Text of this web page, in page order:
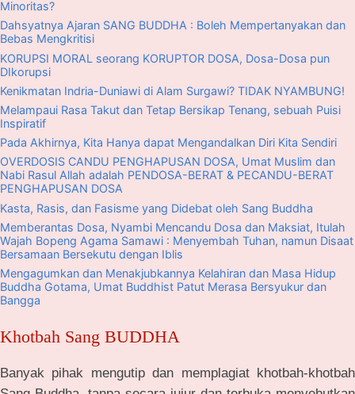
Minoritas?
Dahsyatnya Ajaran SANG BUDDHA : Boleh Mempertanyakan dan
Bebas Mengkritisi
KORUPSI MORAL seorang KORUPTOR DOSA, Dosa-Dosa pun
DIkorupsi
Kenikmatan Indria-Duniawi di Alam Surgawi? TIDAK NYAMBUNG!
Melampaui Rasa Takut dan Tetap Bersikap Tenang, sebuah Puisi
Inspiratif
Pada Akhirnya, Kita Hanya dapat Mengandalkan Diri Kita Sendiri
OVERDOSIS CANDU PENGHAPUSAN DOSA, Umat Muslim dan
Nabi Rasul Allah adalah PENDOSA-BERAT & PECANDU-BERAT
PENGHAPUSAN DOSA
Kasta, Rasis, dan Fasisme yang Didebat oleh Sang Buddha
Memberantas Dosa, Nyambi Mencandu Dosa dan Maksiat, Itulah
Wajah Bopeng Agama Samawi : Menyembah Tuhan, namun Disaat
Bersamaan Bersekutu dengan Iblis
Mengagumkan dan Menakjubkannya Kelahiran dan Masa Hidup
Buddha Gotama, Umat Buddhist Patut Merasa Bersyukur dan
Bangga
Khotbah Sang BUDDHA
Banyak pihak mengutip dan memplagiat khotbah-khotbah